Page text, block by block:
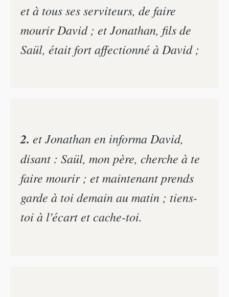
et à tous ses serviteurs, de faire
mourir David ; et Jonathan, fils de
Saül, était fort affectionné à David ;
2. et Jonathan en informa David,
disant : Saül, mon père, cherche à te
faire mourir ; et maintenant prends
garde à toi demain au matin ; tiens-
toi à l'écart et cache-toi.